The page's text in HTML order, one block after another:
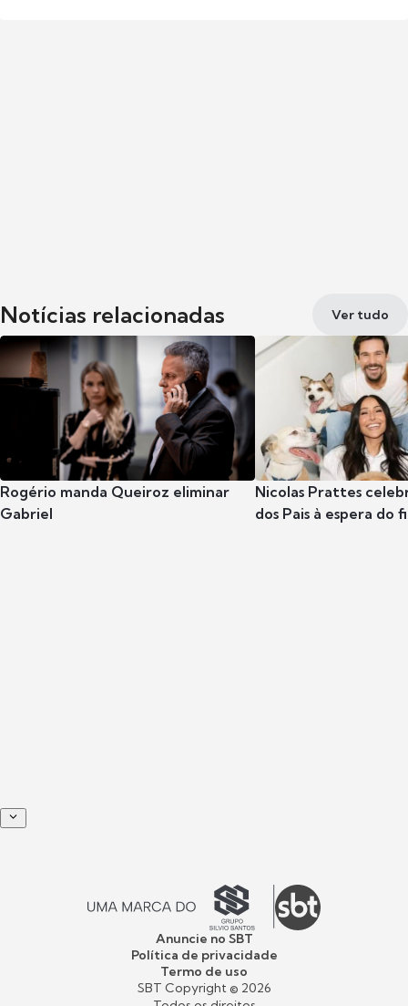
Notícias relacionadas Ver tudo
Rogério manda Queiroz eliminar
Gabriel
Nicolas Prattes
dos Pais à espera do
Anuncie no SBT
Política de privacidade
Termo de uso
SBT Copyright © 2026